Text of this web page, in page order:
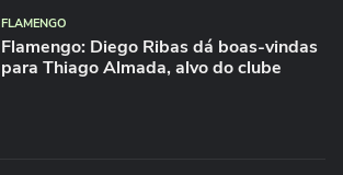
FLAMENGO
Flamengo: Diego Ribas dá boas-vindas
para Thiago Almada, alvo do clube